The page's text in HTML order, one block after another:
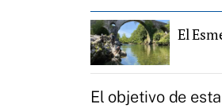
El
El objetivo de